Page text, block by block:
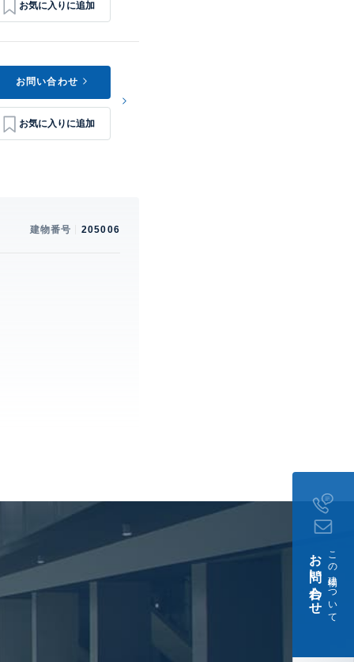
お問い合わせ
建物番号 205006
この建物について
お問い合わせ